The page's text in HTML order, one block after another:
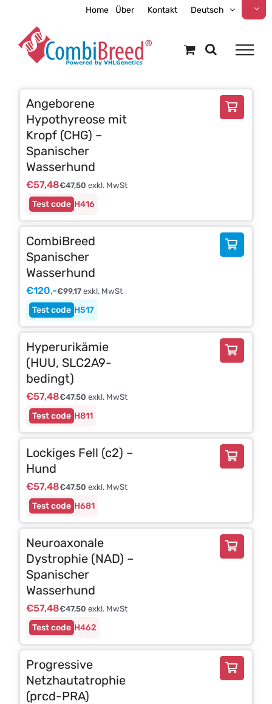
springen
Home Über Kontakt Deutsch
H416
Angeborene
Hypothyreose mit
Kropf (CHG) –
Spanischer
Wasserhund
€57,48€47,50 exkl. MwSt
H517
CombiBreed
Spanischer
Wasserhund
€120,-€99,17exkl. MwSt
H811
Hyperurikämie
(HUU, SLC2A9-
bedingt)
€57,48€47,50 exkl. MwSt
H681
Lockiges Fell (c2) –
Hund
€57,48€47,50 exkl. MwSt
H462
Neuroaxonale
Dystrophie (NAD) –
Spanischer
Wasserhund
€57,48€47,50 exkl. MwSt
Progressive
Netzhautatrophie
(prcd-PRA)